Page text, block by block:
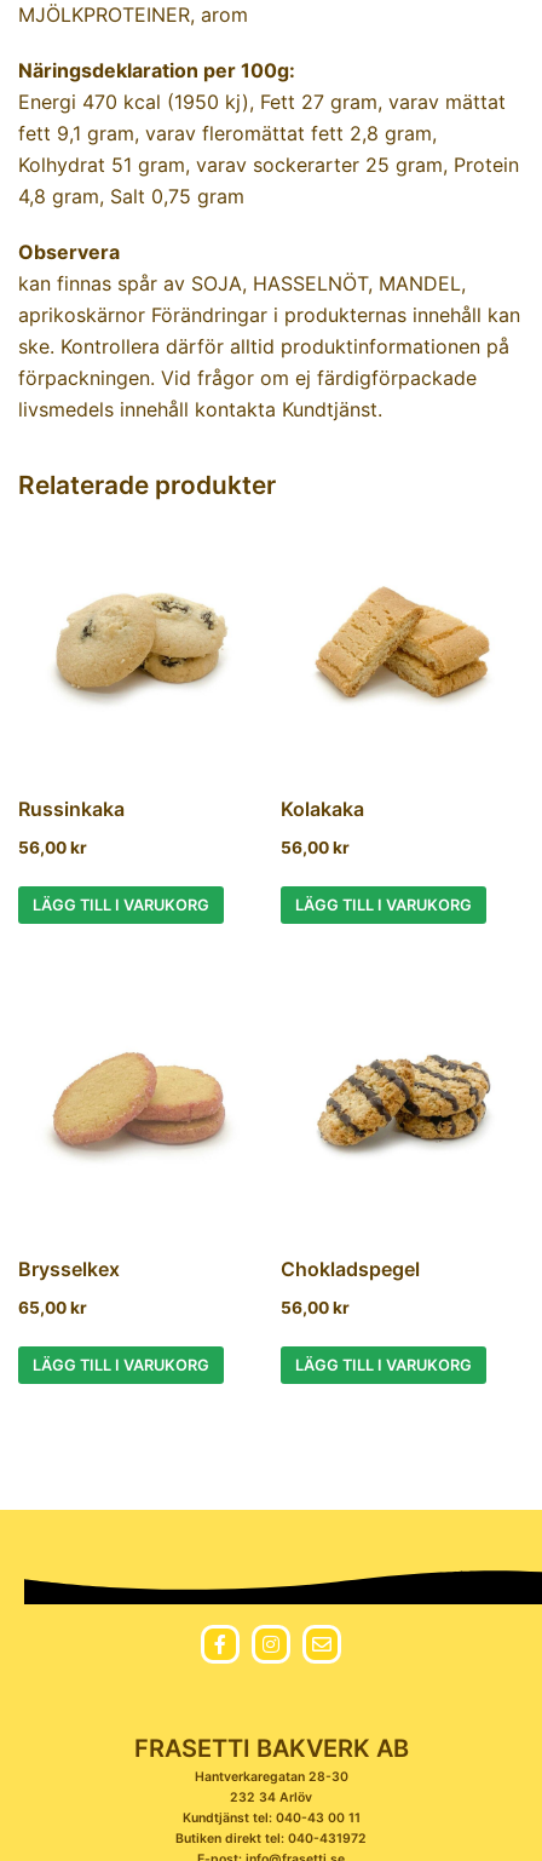
MJÖLKPROTEINER, arom
Näringsdeklaration per 100g:
Energi 470 kcal (1950 kj), Fett 27 gram, varav mättat
fett 9,1 gram, varav fleromättat fett 2,8 gram,
Kolhydrat 51 gram, varav sockerarter 25 gram, Protein
4,8 gram, Salt 0,75 gram
Observera
kan finnas spår av SOJA, HASSELNÖT, MANDEL,
aprikoskärnor Förändringar i produkternas innehåll kan
ske. Kontrollera därför alltid produktinformationen på
förpackningen. Vid frågor om ej färdigförpackade
livsmedels innehåll kontakta Kundtjänst.
Relaterade produkter
Russinkaka
56,00kr
LÄGG TILL I VARUKORG
Kolakaka
56,00kr
LÄGG TILL I VARUKORG
Brysselkex
65,00kr
LÄGG TILL I VARUKORG
Chokladspegel
56,00kr
LÄGG TILL I VARUKORG
FRASETTI BAKVERK AB
Hantverkaregatan 28-30
232 34 Arlöv
Kundtjänst tel: 040-43 00 11
Butiken direkt tel: 040-431972